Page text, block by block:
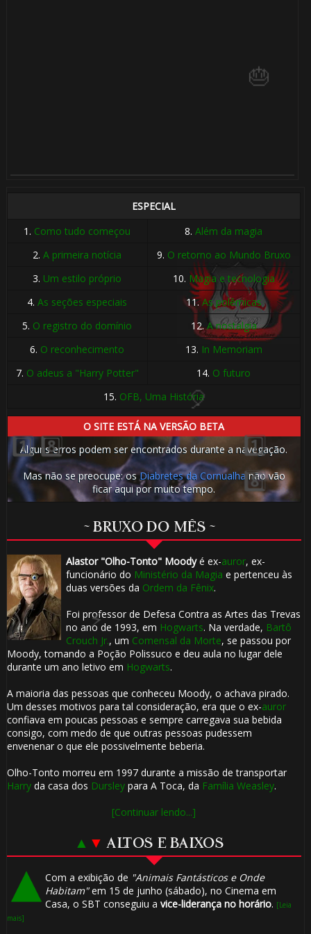
ESPECIAL
1. Como tudo começou 8.Além da magia
2.A primeira notícia 9. O retorno ao Mundo Bruxo
3. Um estilo próprio 10. Magia e tecnologia
4.As seções especiais 11.As polêmicas
5. O registro do domínio 12.A nostalgia
6. O reconhecimento 13. In Memoriam
7. O adeus a "Harry Potter" 14. O futuro
15. OFB, Uma História
O SITE ESTÁ NA VERSÃO BETA
Alguns erros podem ser encontrados durante a navegação.
Mas não se preocupe: osDiabretes da Cornualhanão vão
ficar aqui por muito tempo.
~ BRUXO DO MÊS ~
Alastor "Olho-Tonto" Moodyé ex-auror, ex-
funcionário do Ministério da Magia e pertenceu às
duas versões da Ordem da Fênix.
Foi professor de Defesa Contra as Artes das Trevas
no ano de 1993, em Hogwarts. Na verdade, Bartô
Crouch Jr., um Comensal da Morte, se passou por
Moody, tomando a Poção Polissuco e deu aula no lugar dele
durante um ano letivo em Hogwarts.
A maioria das pessoas que conheceu Moody, o achava pirado.
Um desses motivos para tal consideração, era que o ex-auror
confiava em poucas pessoas e sempre carregava sua bebida
consigo, com medo de que outras pessoas pudessem
envenenar o que ele possivelmente beberia.
Olho-Tonto morreu em 1997 durante a missão de transportar
Harryda casa dos Dursleypara A Toca, da Família Weasley.
[Continuar lendo...]
▲ ▼ ALTOS E BAIXOS
Com a exibição de "Animais Fantásticos e Onde
Habitam"em 15 de junho (sábado), no Cinema em
Casa, o SBT conseguiu a vice-liderança no horário. [Leia
mais]
⚡
⚡
⚡
1️⃣ 8️⃣